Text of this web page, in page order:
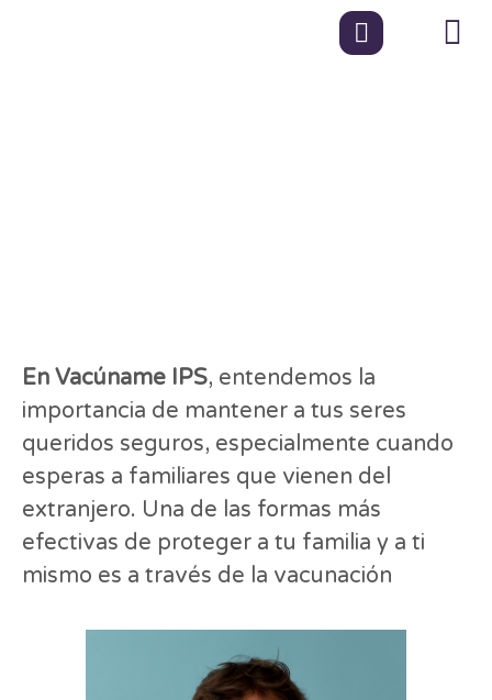
En Vacúname IPS, entendemos la
importancia de mantener a tus seres
queridos seguros, especialmente cuando
esperas a familiares que vienen del
extranjero. Una de las formas más
efectivas de proteger a tu familia y a ti
mismo es a través de la vacunación